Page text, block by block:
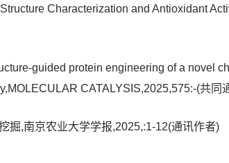
Characterization and Antioxidant
guided protein engineering of a novel
CATALYSIS,2025,575:-(共同
掘,南京农业大学学报,2025,:1-12(通讯作者)